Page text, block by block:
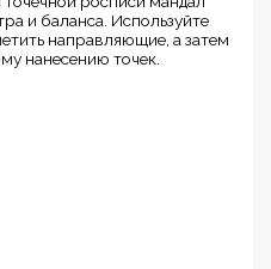
и баланса. Используйте
направляющие, а затем
нанесению точек.